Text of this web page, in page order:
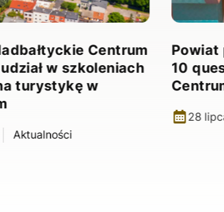
Centrum
w szkoleniach
turystykę w
Aktualności
Powiat
10
28